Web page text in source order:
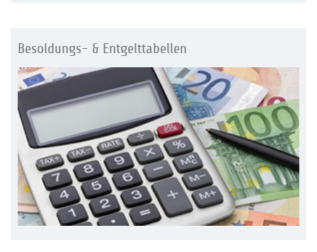
Besoldungs- & Entgelttabellen